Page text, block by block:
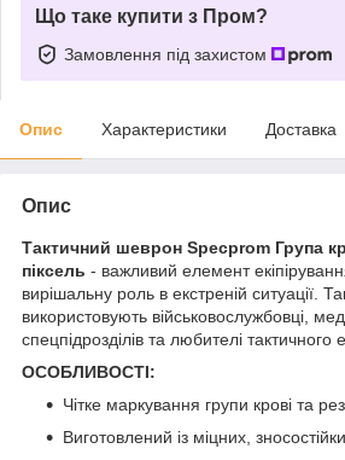
Що таке купити з Пром?
Замовлення під захистом
Опис Характеристики Доставка
Опис
Тактичний шеврон Specprom Група
піксель - важливий елемент
вирішальну роль в екстреній ситуації.
використовують військовослужбовці,
спецпідрозділів та любителі тактичного
ОСОБЛИВОСТІ:
Чітке маркування групи крові та
Виготовлений із міцних,